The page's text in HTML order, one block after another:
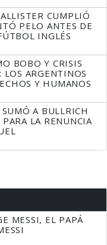
CUMPLIÓ
PELO ANTES DE
INGLÉS
BOBO Y CRISIS
LOS ARGENTINOS
Y HUMANOS
A BULLRICH
LA RENUNCIA
MESSI, EL PAPÁ